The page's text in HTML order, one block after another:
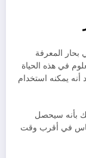
المعرفة
في هذه الحياة
أنه يمكنه استخدام
بأنه سيحصل
في أقرب وقت